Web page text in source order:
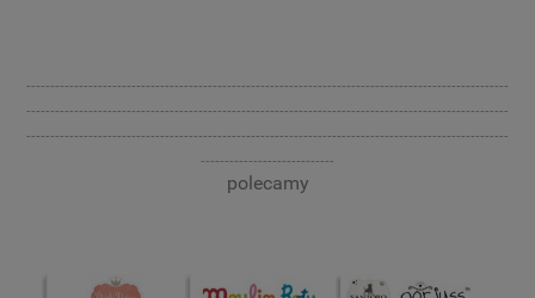
-----------------------------------------------------------------------------------------------------
-----------------------------------------------------------------------------------------------------
-----------------------------------------------------------------------------------------------------
----------------------------
polecamy